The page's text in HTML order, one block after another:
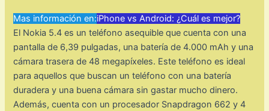
Mas información en:iPhone vs Android: ¿Cuál es mejor?
El Nokia 5.4 es un teléfono asequible que cuenta con una
pantalla de 6,39 pulgadas, una batería de 4.000 mAh y una
cámara trasera de 48 megapíxeles. Este teléfono es ideal
para aquellos que buscan un teléfono con una batería
duradera y una buena cámara sin gastar mucho dinero.
Además, cuenta con un procesador Snapdragon 662 y 4